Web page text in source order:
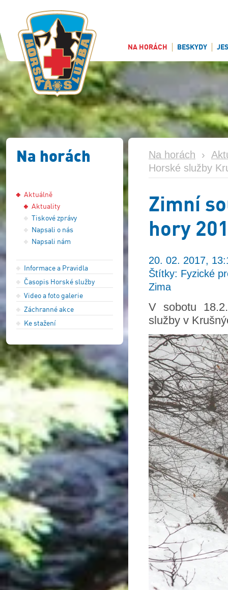
NA HORÁCH BESKYDY
Na horách
Aktuálně
Aktuality
Tiskové zprávy
Napsali o nás
Napsali nám
Informace a Pravidla
Časopis Horské služby
Video a foto galerie
Záchranné akce
Ke stažení
Na horách ›
Horské služby
Zimní
hory
20. 02. 2017,
Štítky: Fyzické
Zima
V sobotu
služby v